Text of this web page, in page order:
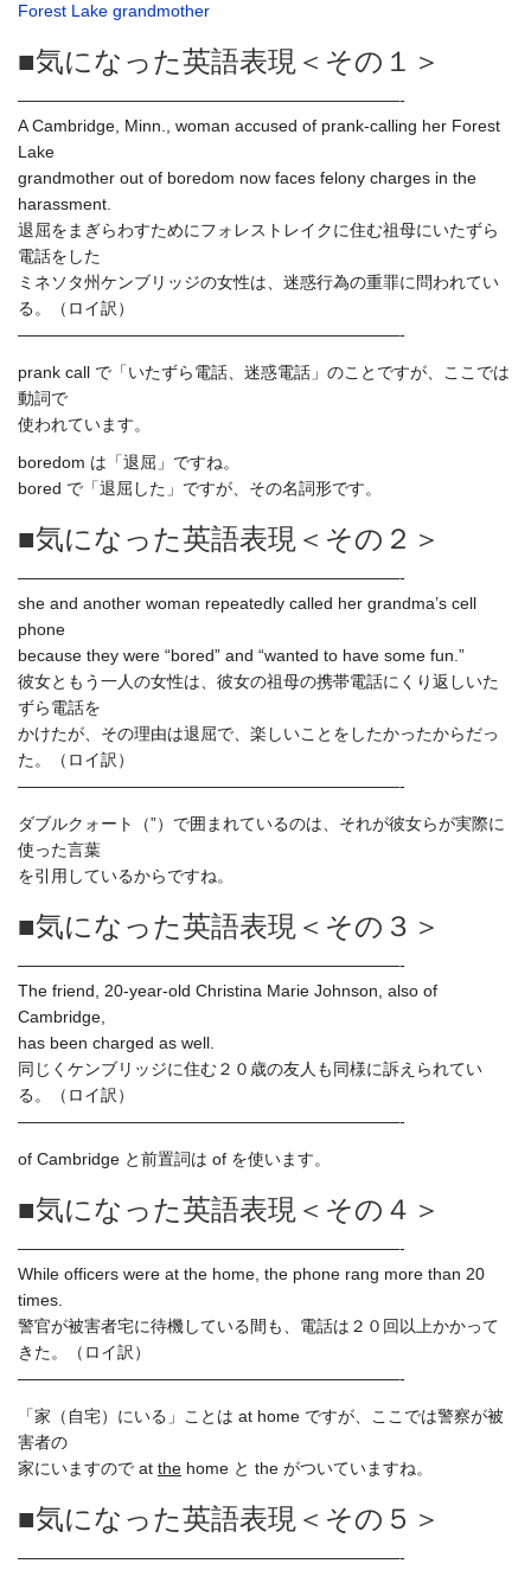
Forest Lake grandmother
■気になった英語表現＜その１＞
———————————————————————-
A Cambridge, Minn., woman accused of prank-calling her Forest
Lake
grandmother out of boredom now faces felony charges in the
harassment.
退屈をまぎらわすためにフォレストレイクに住む祖母にいたずら
電話をした
ミネソタ州ケンブリッジの女性は、迷惑行為の重罪に問われてい
る。（ロイ訳）
———————————————————————-
prank call で「いたずら電話、迷惑電話」のことですが、ここでは
動詞で
使われています。
boredom は「退屈」ですね。
bored で「退屈した」ですが、その名詞形です。
■気になった英語表現＜その２＞
———————————————————————-
she and another woman repeatedly called her grandma’s cell
phone
because they were “bored” and “wanted to have some fun.”
彼女ともう一人の女性は、彼女の祖母の携帯電話にくり返しいた
ずら電話を
かけたが、その理由は退屈で、楽しいことをしたかったからだっ
た。（ロイ訳）
———————————————————————-
ダブルクォート（”）で囲まれているのは、それが彼女らが実際に
使った言葉
を引用しているからですね。
■気になった英語表現＜その３＞
———————————————————————-
The friend, 20-year-old Christina Marie Johnson, also of
Cambridge,
has been charged as well.
同じくケンブリッジに住む２０歳の友人も同様に訴えられてい
る。（ロイ訳）
———————————————————————-
of Cambridge と前置詞は of を使います。
■気になった英語表現＜その４＞
———————————————————————-
While officers were at the home, the phone rang more than 20
times.
警官が被害者宅に待機している間も、電話は２０回以上かかって
きた。（ロイ訳）
———————————————————————-
「家（自宅）にいる」ことは at home ですが、ここでは警察が被
害者の
家にいますので at the home と the がついていますね。
■気になった英語表現＜その５＞
———————————————————————-